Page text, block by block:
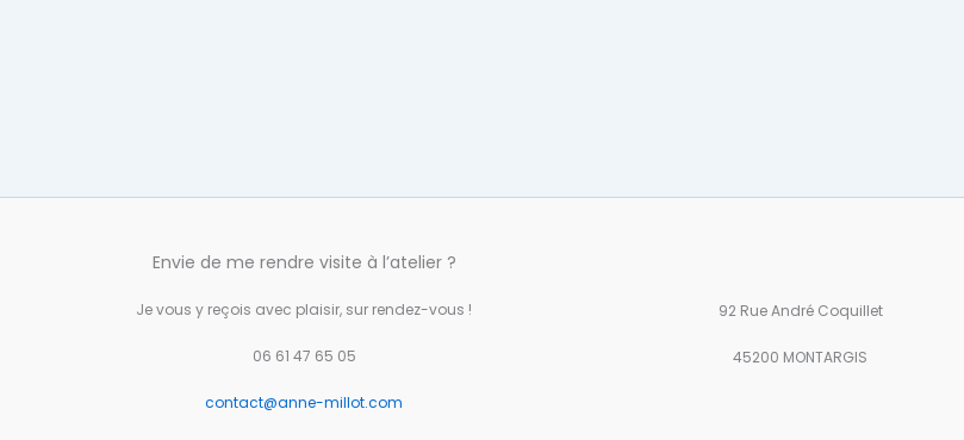
Envie de me rendre visite à l’atelier ?
Je vous y reçois avec plaisir, sur rendez-vous !
06 61 47 65 05
contact@anne-millot.com
92 Rue André Coquillet
45200 MONTARGIS